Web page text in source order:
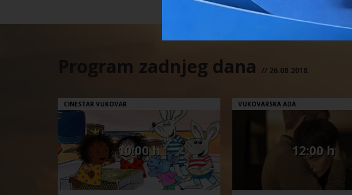
Program zadnjeg dana // 26.08.2018.
CINESTAR VUKOVAR
10:00 h
VUKOVARSKA ADA
12:00 h